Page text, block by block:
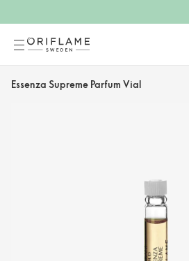
Essenza Supreme Parfum Vial